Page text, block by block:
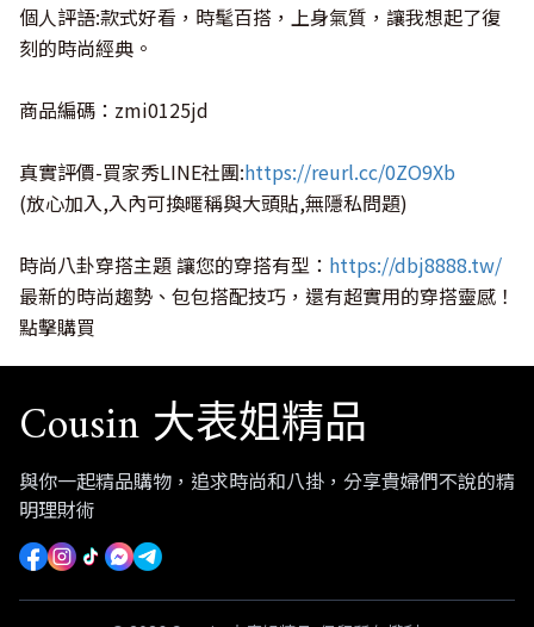
個人評語:款式好看，時髦百搭，上身氣質，讓我想起了復
刻的時尚經典。
商品編碼：zmi0125jd
真實評價-買家秀LINE社團:https://reurl.cc/0ZO9Xb
(放心加入,入內可換暱稱與大頭貼,無隱私問題)
時尚八卦穿搭主題 讓您的穿搭有型： https://dbj8888.tw/
最新的時尚趨勢、包包搭配技巧，還有超實用的穿搭靈感！
點擊購買
Cousin 大表姐精品
與你一起精品購物，追求時尚和八掛，分享貴婦們不說的精
明理財術